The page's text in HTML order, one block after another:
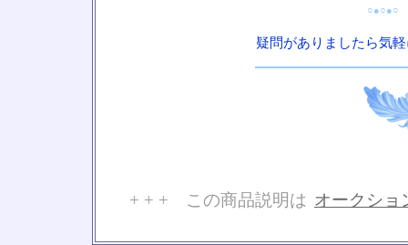
○●○●○
疑問がありましたら気
+ + + この商品説明は オークショ